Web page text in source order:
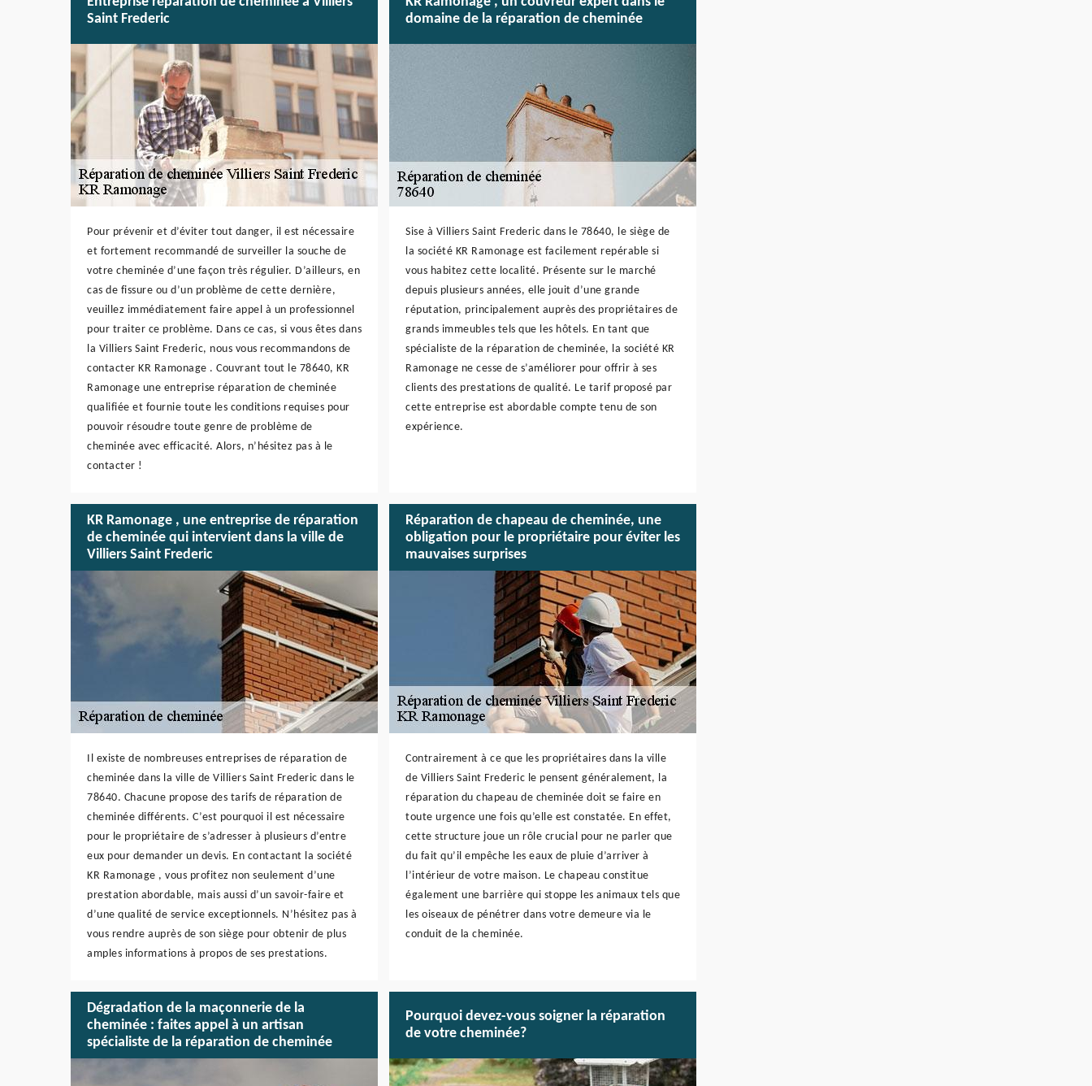
Saint Frederic
Pour prévenir et d’éviter tout danger, il est nécessaire
et fortement recommandé de surveiller la souche de
votre cheminée d’une façon très régulier. D’ailleurs, en
cas de fissure ou d’un problème de cette dernière,
veuillez immédiatement faire appel à un professionnel
pour traiter ce problème. Dans ce cas, si vous êtes dans
la Villiers Saint Frederic, nous vous recommandons de
contacter KR Ramonage . Couvrant tout le 78640, KR
Ramonage une entreprise réparation de cheminée
qualifiée et fournie toute les conditions requises pour
pouvoir résoudre toute genre de problème de
cheminée avec efficacité. Alors, n’hésitez pas à le
contacter !
domaine de la réparation de cheminée
Sise à Villiers Saint Frederic dans le 78640, le siège de
la société KR Ramonage est facilement repérable si
vous habitez cette localité. Présente sur le marché
depuis plusieurs années, elle jouit d’une grande
réputation, principalement auprès des propriétaires de
grands immeubles tels que les hôtels. En tant que
spécialiste de la réparation de cheminée, la société KR
Ramonage ne cesse de s’améliorer pour offrir à ses
clients des prestations de qualité. Le tarif proposé par
cette entreprise est abordable compte tenu de son
expérience.
KR Ramonage , une entreprise de réparation
de cheminée qui intervient dans la ville de
Villiers Saint Frederic
Il existe de nombreuses entreprises de réparation de
cheminée dans la ville de Villiers Saint Frederic dans le
78640. Chacune propose des tarifs de réparation de
cheminée différents. C’est pourquoi il est nécessaire
pour le propriétaire de s’adresser à plusieurs d’entre
eux pour demander un devis. En contactant la société
KR Ramonage , vous profitez non seulement d’une
prestation abordable, mais aussi d’un savoir-faire et
d’une qualité de service exceptionnels. N’hésitez pas à
vous rendre auprès de son siège pour obtenir de plus
amples informations à propos de ses prestations.
Réparation de chapeau de cheminée, une
obligation pour le propriétaire pour éviter les
mauvaises surprises
Contrairement à ce que les propriétaires dans la ville
de Villiers Saint Frederic le pensent généralement, la
réparation du chapeau de cheminée doit se faire en
toute urgence une fois qu’elle est constatée. En effet,
cette structure joue un rôle crucial pour ne parler que
du fait qu’il empêche les eaux de pluie d’arriver à
l’intérieur de votre maison. Le chapeau constitue
également une barrière qui stoppe les animaux tels que
les oiseaux de pénétrer dans votre demeure via le
conduit de la cheminée.
Dégradation de la maçonnerie de la
cheminée : faites appel à un artisan
spécialiste de la réparation de cheminée
Pourquoi devez-vous soigner la réparation
de votre cheminée?